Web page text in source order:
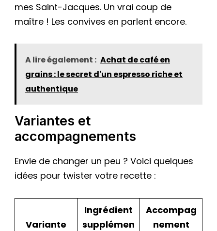
mes Saint-Jacques. Un vrai coup de
maître ! Les convives en parlent encore.
A lire également : Achat de café en
grains : le secret d'un espresso riche et
authentique
Variantes et
accompagnements
Envie de changer un peu ? Voici quelques
idées pour twister votre recette :
Variante
Ingrédient
supplémen
Accompag
nement